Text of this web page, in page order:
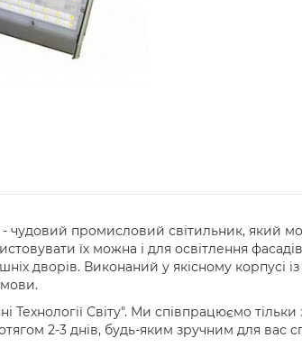
промисловий світильник, який
їх можна і для освітлення
дворів. Виконаний у якісному корпусі
Світу". Ми співпрацюємо
2-3 днів, будь-яким зручним для вас